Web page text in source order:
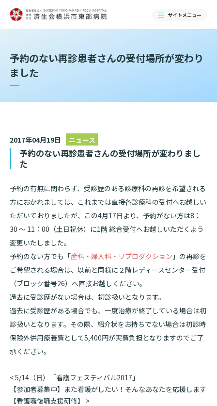
サイトメニュー
当院のご紹介
当院のご紹介トップ
院長あいさつ
幹部紹介
理念・方針・患者さんの権利
施設概要と沿革
倫理に関する事
情報公開
厚生労働大臣が定める掲示事項
施設認定
ご来院される方へ
ご来院される方へトップ
外来について
再診の方へ
セカンドオピニオンのご案内
外来のお会計について
入院・面会について
入院が決まったら
診療科・センター・部門
医療機関・医療者の方へ
医療機関・医療者の方へトップ
患者さんのご紹介方法
医療連携センター長ごあいさつ
医療連携センターのご案内
お知らせ
イベント
採用情報
予約のない再診患者さんの受付場所が変わり
ました
2017年04月19日 ニュース
予約のない再診患者さんの受付場所が変わりまし
た
予約の有無に関わらず、受診歴のある診療科の再診を希望される
方におかれましては、これまでは直接各診療科の受付へお越しい
ただいておりましたが、この4月17日より、予約がない方は8：
30 ～ 11：00（土日祝休）に1階 総合受付へお越しいただくよう
変更いたしました。
予約のない方でも「産科・婦人科・リプロダクション 」の再診を
ご希望される場合は、以前と同様に２階レディースセンター受付
（ブロック番号26）へ直接お越しください。
過去に受診歴がない場合は、初診扱いとなります。
過去に受診歴がある場合でも、一度治療が終了している場合は初
診扱いとなります。その際、紹介状をお持ちでない場合は初診時
保険外併用療養費として5,400円が実費負担となりますのでご了
承ください。
投
稿
ナ
<5/14（日）「看護フェスティバル2017」
【参加者募集中】また看護がしたい！そんなあなたを応援します
【看護職復職支援研修】
>